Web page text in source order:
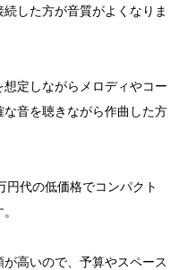
した方が音質がよくなりま
定しながらメロディやコー
な音を聴きながら作曲した方
円代の低価格でコンパクト
高いので、予算やスペース